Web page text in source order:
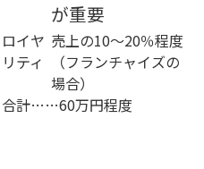
が重要
ロイヤ
リティ
売上の10～20％程度
（フランチャイズの
場合）
合計……60万円程度